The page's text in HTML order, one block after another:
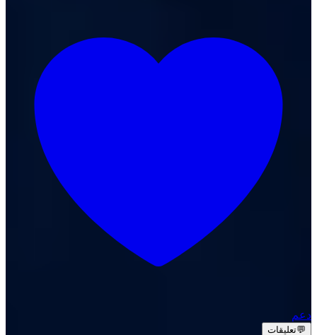
دعم
💬تعليقات